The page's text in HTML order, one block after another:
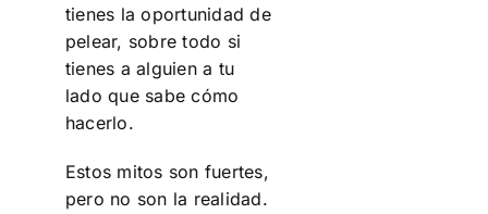
tienes la oportunidad de
pelear, sobre todo si
tienes a alguien a tu
lado que sabe cómo
hacerlo.
Estos mitos son fuertes,
pero no son la realidad.